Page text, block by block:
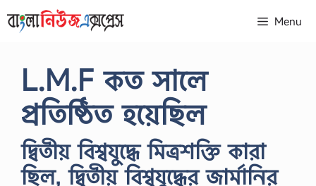
to
Menu
L.M.F কত সালে
প্রতিষ্ঠিত হয়েছিল
দ্বিতীয় বিশ্বযুদ্ধে মিত্রশক্তি কারা
ছিল, দ্বিতীয় বিশ্বযুদ্ধের জার্মানির